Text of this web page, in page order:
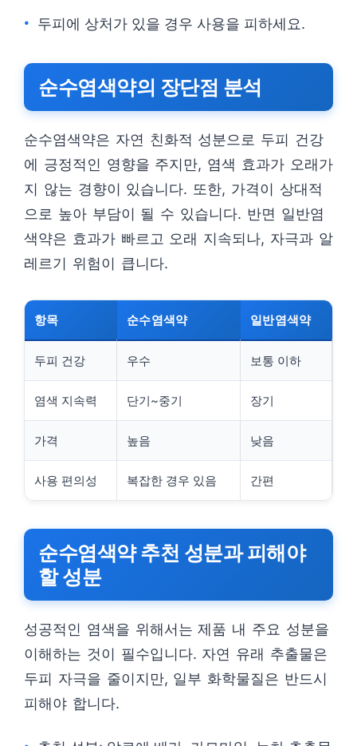
두피에 상처가 있을 경우 사용을 피하세요.
순수염색약의 장단점 분석
순수염색약은 자연 친화적 성분으로 두피 건강
에 긍정적인 영향을 주지만, 염색 효과가 오래가
지 않는 경향이 있습니다. 또한, 가격이 상대적
으로 높아 부담이 될 수 있습니다. 반면 일반염
색약은 효과가 빠르고 오래 지속되나, 자극과 알
레르기 위험이 큽니다.
항목 순수염색약 일반염색약
두피 건강 우수 보통 이하
염색 지속력 단기~중기 장기
가격 높음 낮음
사용 편의성 복잡한 경우 있음 간편
순수염색약 추천 성분과 피해야
할 성분
성공적인 염색을 위해서는 제품 내 주요 성분을
이해하는 것이 필수입니다. 자연 유래 추출물은
두피 자극을 줄이지만, 일부 화학물질은 반드시
피해야 합니다.